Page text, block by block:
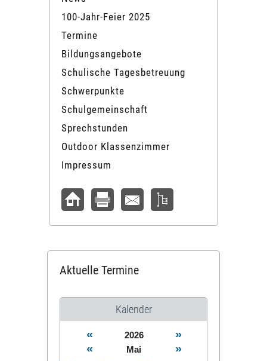
100-Jahr-Feier 2025
Termine
Bildungsangebote
Schulische Tagesbetreuung
Schwerpunkte
Schulgemeinschaft
Sprechstunden
Outdoor Klassenzimmer
Impressum
Aktuelle Termine
Kalender
« 2026
»
«
Mai »